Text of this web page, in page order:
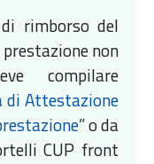
rimborso del
non
compilare
di Attestazione
” o da
CUP front